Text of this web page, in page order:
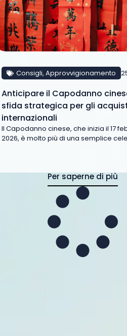
Consigli, Approvvigionamento
Anticipare il Capodanno
sfida strategica per gli
internazionali
Il Capodanno cinese, che inizia il 17
2026, è molto più di una semplice
Per saperne di più